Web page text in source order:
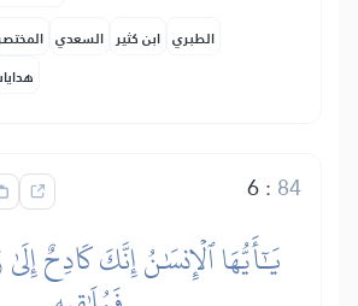
السعدي ابن كثير الطبري
6: 84
يَٰٓأَيُّهَا ٱلۡإِنسَٰنُ إِنَّكَ كَادِحٌ